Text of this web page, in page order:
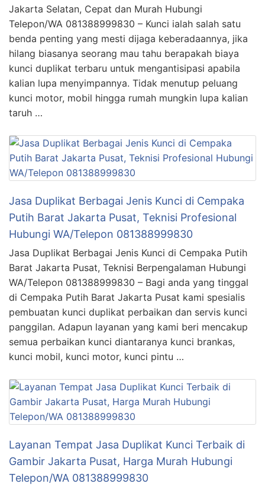
Jakarta Selatan, Cepat dan Murah Hubungi
Telepon/WA 081388999830 – Kunci ialah salah satu
benda penting yang mesti dijaga keberadaannya, jika
hilang biasanya seorang mau tahu berapakah biaya
kunci duplikat terbaru untuk mengantisipasi apabila
kalian lupa menyimpannya. Tidak menutup peluang
kunci motor, mobil hingga rumah mungkin lupa kalian
taruh …
Jasa Duplikat Berbagai Jenis Kunci di Cempaka
Putih Barat Jakarta Pusat, Teknisi Profesional
Hubungi WA/Telepon 081388999830
Jasa Duplikat Berbagai Jenis Kunci di Cempaka Putih
Barat Jakarta Pusat, Teknisi Berpengalaman Hubungi
WA/Telepon 081388999830 – Bagi anda yang tinggal
di Cempaka Putih Barat Jakarta Pusat kami spesialis
pembuatan kunci duplikat perbaikan dan servis kunci
panggilan. Adapun layanan yang kami beri mencakup
semua perbaikan kunci diantaranya kunci brankas,
kunci mobil, kunci motor, kunci pintu …
Layanan Tempat Jasa Duplikat Kunci Terbaik di
Gambir Jakarta Pusat, Harga Murah Hubungi
Telepon/WA 081388999830